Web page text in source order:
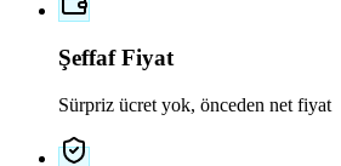
Şeffaf Fiyat
Sürpriz ücret yok, önceden net fiyat